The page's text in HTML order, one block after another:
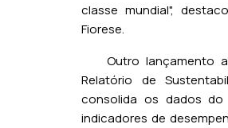
classe mundial",
Fiorese.
Outro lançamento
Relatório de
consolida os dados do
indicadores de